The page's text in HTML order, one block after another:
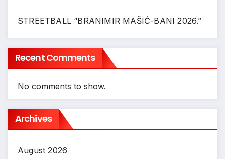
STREETBALL “BRANIMIR MAŠIĆ-BANI 2026.”
Recent Comments
No comments to show.
Archives
August 2026